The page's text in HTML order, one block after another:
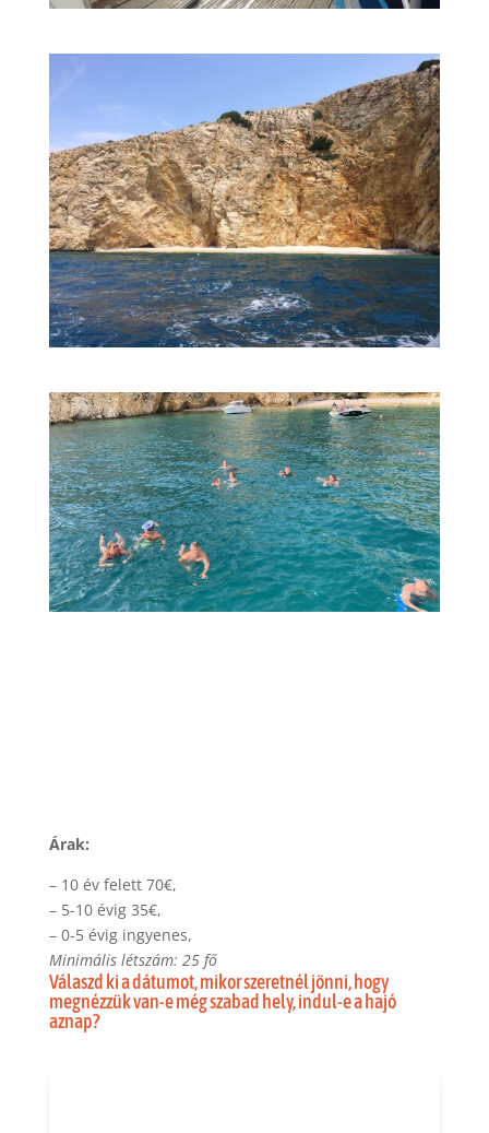
Árak:
– 10 év felett 70€,
– 5-10 évig 35€,
– 0-5 évig ingyenes,
Minimális létszám: 25 fő
Válaszd ki a dátumot, mikor szeretnél jönni, hogy
megnézzük van-e még szabad hely, indul-e a hajó
aznap?